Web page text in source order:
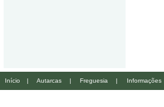
Início | Autarcas | Freguesia | Informações